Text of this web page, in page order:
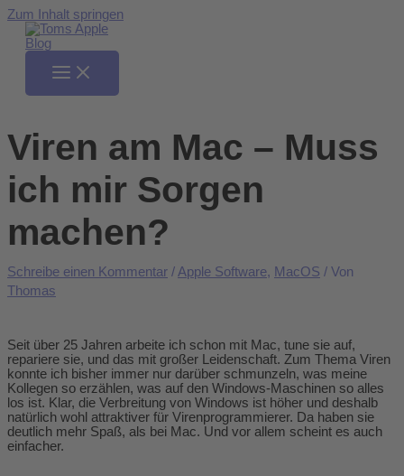
Zum Inhalt springen
Viren am Mac – Muss
ich mir Sorgen
machen?
Schreibe einen Kommentar / Apple Software, MacOS / Von
Thomas
Seit über 25 Jahren arbeite ich schon mit Mac, tune sie auf,
repariere sie, und das mit großer Leidenschaft. Zum Thema Viren
konnte ich bisher immer nur darüber schmunzeln, was meine
Kollegen so erzählen, was auf den Windows-Maschinen so alles
los ist. Klar, die Verbreitung von Windows ist höher und deshalb
natürlich wohl attraktiver für Virenprogrammierer. Da haben sie
deutlich mehr Spaß, als bei Mac. Und vor allem scheint es auch
einfacher.